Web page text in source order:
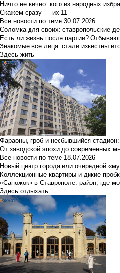
Ничто не вечно: кого из народных
Скажем сразу — их 11
Все новости по теме 30.07.2026
Соломка для своих: ставропольские
Есть ли жизнь после партии?
Знакомые все лица: стали известны
Здесь жить
Фараоны, гроб и несбывшийся
От заводской эпохи до современных
Все новости по теме 18.07.2026
Новый центр города или очередной
Коллекционные квартиры и дикие
«Сапожок» в Ставрополе: район, где
Здесь отдыхать